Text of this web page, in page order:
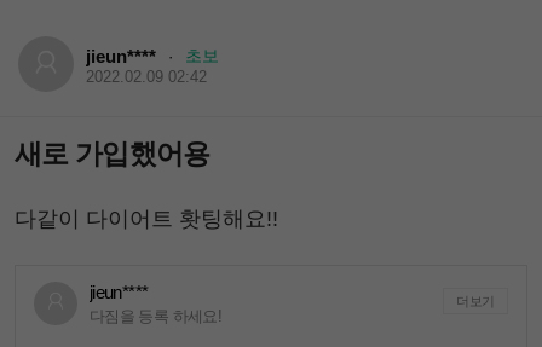
jieun**** · 초보
2022.02.09 02:42
새로 가입했어용
다같이 다이어트 홧팅해요!!
jieun****
다짐을 등록 하세요!
더보기